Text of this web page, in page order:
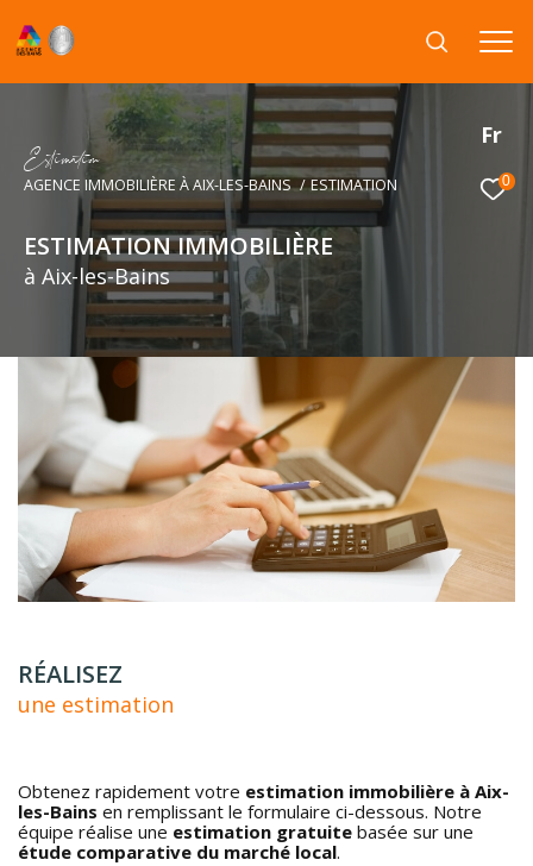
Fr
0
Esimaio
AGENCE IMMOBILIÈRE À AIX-LES-BAINS ESTIMATION
ESTIMATION IMMOBILIÈRE
à Aix-les-Bains
RÉALISEZ
une estimation
Obtenez rapidement votre estimation immobilière à Aix-
les-Bains en remplissant le formulaire ci-dessous. Notre
équipe réalise une estimation gratuite basée sur une
étude comparative du marché local.